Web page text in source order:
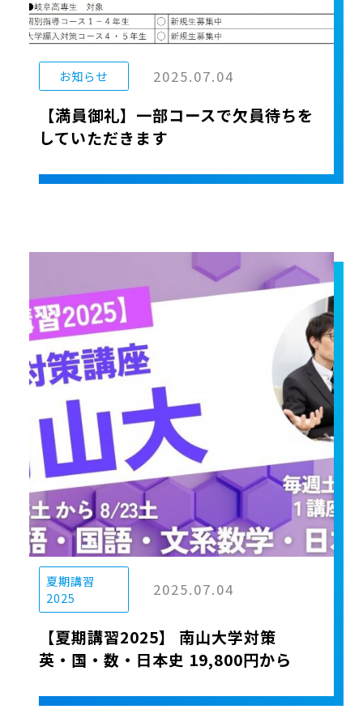
お知らせ 2025.07.04
【満員御礼】一部コースで欠員待ちを
していただきます
夏期講習
2025
2025.07.04
【夏期講習2025】 南山大学対策
英・国・数・日本史 19,800円から